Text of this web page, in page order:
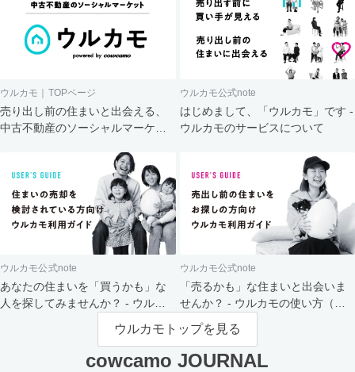
ウルカモ｜TOPページ
売り出し前の住まいと出会える、
中古不動産のソーシャルマーケッ
ウルカモ公式note
はじめまして、「ウルカモ」です -
ウルカモのサービスについて
ウルカモ公式note
あなたの住まいを「買うかも」な
人を探してみませんか？ - ウルカ
ウルカモ公式note
「売るかも」な住まいと出会いま
せんか？ - ウルカモの使い方（買
主さま向け）
ウルカモトップを見る
cowcamo JOURNAL